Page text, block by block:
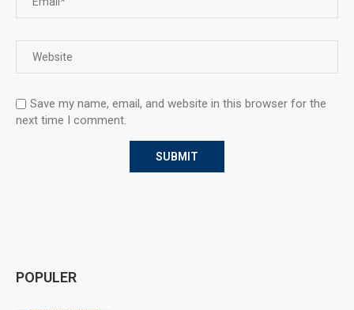
Save my name, email, and website in this browser for the
next time I comment.
POPULER